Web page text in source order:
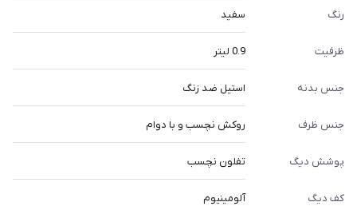
رنگ سفید
ظرفیت 0.9 لیتر
جنس بدنه استیل ضد زنگ
جنس ظرف روکش نچسب و با دوام
پوشش دیگ تفلون نچسب
کف دیگ آلومینیوم